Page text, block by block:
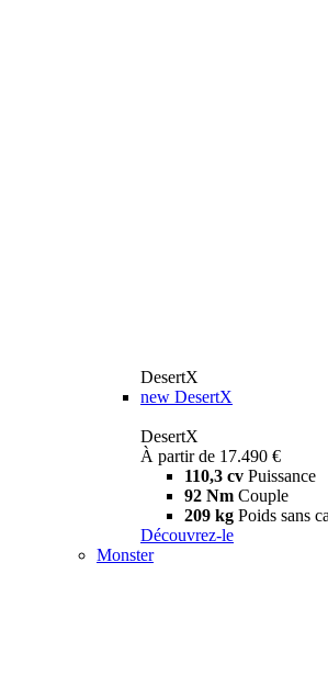
DesertX
new DesertX
DesertX
À partir de 17.490 €
110,3 cv Puissance
92 Nm Couple
209 kg Poids sans
Découvrez-le
Monster